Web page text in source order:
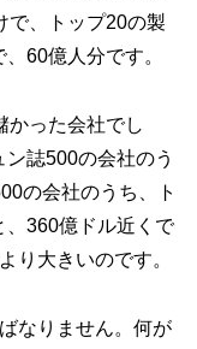
で、トップ20の製
60億人分です。
かった会社でし
誌500の会社のう
の会社のうち、ト
、360億ドル近くで
り大きいのです。
なりません。何が